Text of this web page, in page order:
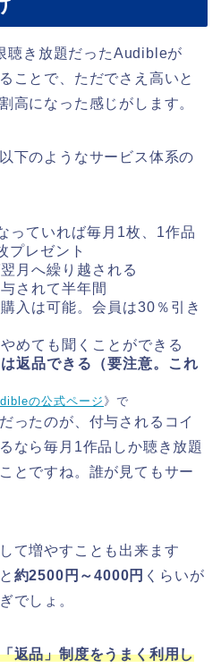
聴き放題だったAudibleが
ことで、ただでさえ高いと
高になった感じがします。
下のようなサービス体系の
っていれば毎月1枚、1作品
プレゼント
月へ繰り越される
されて半年間
入は可能。会員は30％引き
めても聞くことができる
返品できる（要注意。これ
の公式ページ 》で
ったのが、付与されるコイ
なら毎月1作品しか聴き放題
とですね。誰が見てもサー
て増やすことも出来ます
約2500円～4000円 くらいが
でしょ。
返品」制度をうまく利用し